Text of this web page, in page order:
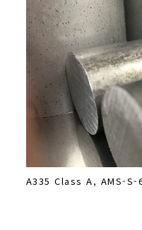
A335 Class A, AMS-